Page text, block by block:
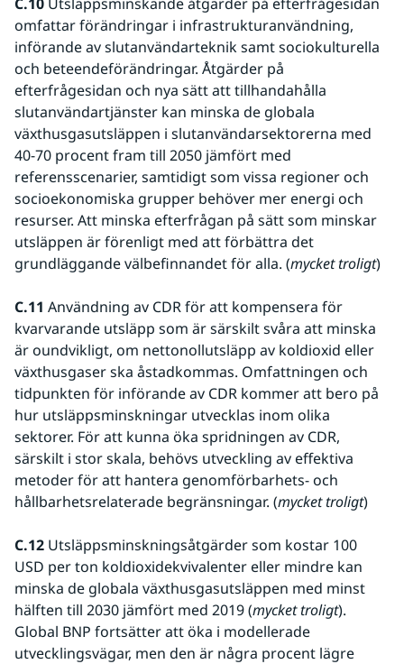
omfattar förändringar i infrastrukturanvändning,
införande av slutanvändarteknik samt sociokulturella
och beteendeförändringar. Åtgärder på
efterfrågesidan och nya sätt att tillhandahålla
slutanvändartjänster kan minska de globala
växthusgasutsläppen i slutanvändarsektorerna med
40-70 procent fram till 2050 jämfört med
referensscenarier, samtidigt som vissa regioner och
socioekonomiska grupper behöver mer energi och
resurser. Att minska efterfrågan på sätt som minskar
utsläppen är förenligt med att förbättra det
grundläggande välbefinnandet för alla. (mycket troligt)
C.11 Användning av CDR för att kompensera för
kvarvarande utsläpp som är särskilt svåra att minska
är oundvikligt, om nettonollutsläpp av koldioxid eller
växthusgaser ska åstadkommas. Omfattningen och
tidpunkten för införande av CDR kommer att bero på
hur utsläppsminskningar utvecklas inom olika
sektorer. För att kunna öka spridningen av CDR,
särskilt i stor skala, behövs utveckling av effektiva
metoder för att hantera genomförbarhets- och
hållbarhetsrelaterade begränsningar. (mycket troligt)
C.12 Utsläppsminskningsåtgärder som kostar 100
USD per ton koldioxidekvivalenter eller mindre kan
minska de globala växthusgasutsläppen med minst
hälften till 2030 jämfört med 2019 (mycket troligt).
Global BNP fortsätter att öka i modellerade
utvecklingsvägar, men den är några procent lägre